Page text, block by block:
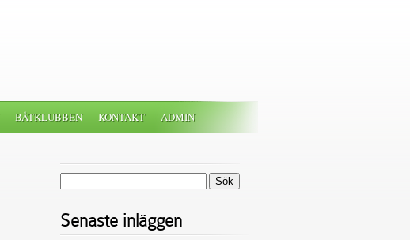
BÅTKLUBBEN KONTAKT ADMIN
Senaste inläggen